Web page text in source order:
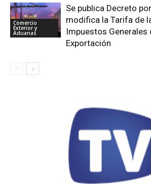
Comercio
Exterior y
Aduanas
Se publica Decreto
modifica la Tarifa de
Impuestos
Exportación